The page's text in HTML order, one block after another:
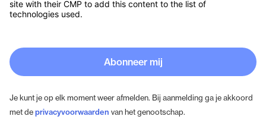
site with their CMP to add this content to the list of
technologies used.
Abonneer mij
Je kunt je op elk moment weer afmelden. Bij aanmelding ga je akkoord
met deprivacyvoorwaarden van het genootschap.